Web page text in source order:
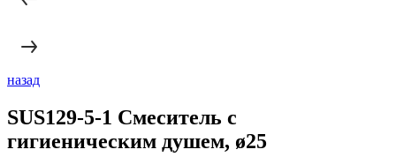
назад
SUS129-5-1 Смеситель с
гигиеническим душем, ø25